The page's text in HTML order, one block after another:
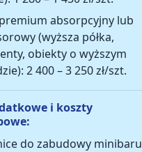
absorpcyjny lub
(wyższa półka,
obiekty o wyższym
2 400 – 3 250 zł/szt.
i koszty
do zabudowy minibaru